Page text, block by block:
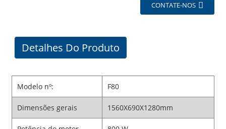
CONTATE-NOS
Detalhes Do Produto
Modelo nº: F80
Dimensões gerais 1560X690X1280mm